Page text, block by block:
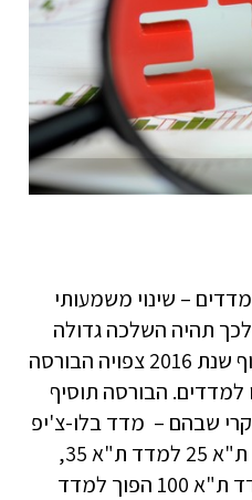
– שינוי משמעותי
תהיה השלכה גדולה
על תעודות הסל. לקראת סוף שנת 2016 צפויה הבורסה
למדדים. הבורסה תוסיף
שבהם – מדד בלו-צ'יפ
ישראלי. כמו כן, יהפכו מדד ת"א 25 למדד ת"א 35,
מדד ת"א 75 לת"א 90, ומדד ת"א 100 הפוך למדד